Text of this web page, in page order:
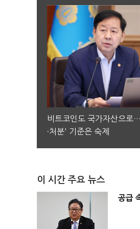
비트코인도 국가자산으로
·처분' 기준은 숙제
이 시간 주요 뉴스
공급